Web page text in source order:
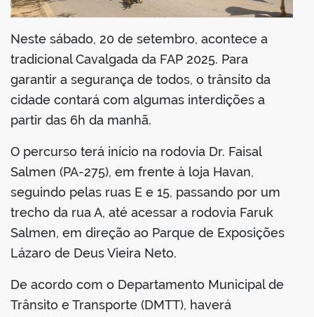
Neste sábado, 20 de setembro, acontece a
tradicional Cavalgada da FAP 2025. Para
garantir a segurança de todos, o trânsito da
cidade contará com algumas interdições a
partir das 6h da manhã.
O percurso terá início na rodovia Dr. Faisal
Salmen (PA-275), em frente à loja Havan,
seguindo pelas ruas E e 15, passando por um
trecho da rua A, até acessar a rodovia Faruk
Salmen, em direção ao Parque de Exposições
Lázaro de Deus Vieira Neto.
De acordo com o Departamento Municipal de
Trânsito e Transporte (DMTT), haverá